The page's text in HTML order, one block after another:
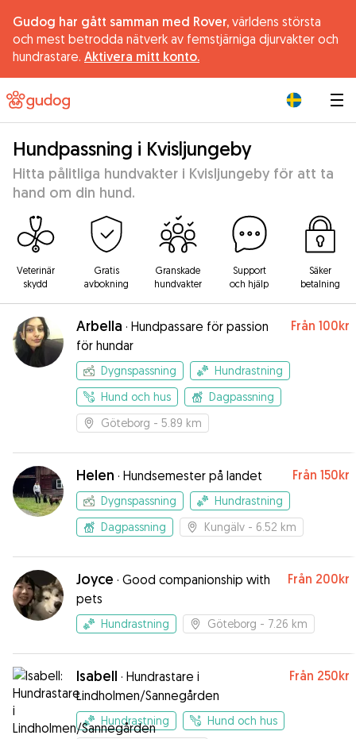
Gudog har gått samman med Rover, världens största
och mest betrodda nätverk av femstjärniga djurvakter och
hundrastare. Aktivera mitt konto.
Hundpassning i Kvisljungeby
Hitta pålitliga hundvakter i Kvisljungeby för att ta
hand om din hund.
Veterinär
skydd
Gratis
avbokning
Granskade
hundvakter
Support
och hjälp
Säker
betalning
Arbella · Hundpassare för passion
för hundar
Från 100kr
Dygnspassning
Hundrastning
Hund och hus
Dagpassning
Göteborg - 5.89 km
Helen · Hundsemester på landet Från 150kr
Dygnspassning
Hundrastning
Dagpassning
Kungälv - 6.52 km
Joyce · Good companionship with
pets
Från 200kr
Hundrastning Göteborg - 7.26 km
Isabell · Hundrastare i
Lindholmen/Sannegården
Från 250kr
Hundrastning
Hund och hus